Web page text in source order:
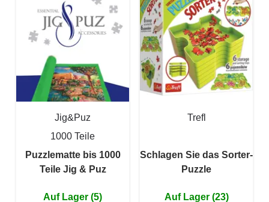
Jig&Puz
1000 Teile
Puzzlematte bis 1000
Teile Jig & Puz
Auf Lager (5)
Trefl
Schlagen Sie das Sorter-
Puzzle
Auf Lager (23)